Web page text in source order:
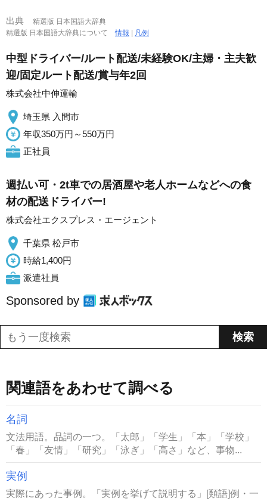
出典
精選版 日本国語大辞典
精選版 日本国語大辞典について情報 | 凡例
中型ドライバー/ルート配送/未経験OK/主婦・主夫歓
迎/固定ルート配送/賞与年2回
株式会社中伸運輸
埼玉県 入間市
年収350万円～550万円
正社員
週払い可・2t車での居酒屋や老人ホームなどへの食
材の配送ドライバー!
株式会社エクスプレス・エージェント
千葉県 松戸市
時給1,400円
派遣社員
Sponsored by
関連語をあわせて調べる
名詞
文法用語。品詞の一つ。「太郎」「学生」「本」「学校」
「春」「友情」「研究」「泳ぎ」「高さ」など、事物...
実例
実際にあった事例。「実例を挙げて説明する」[類語]例・一